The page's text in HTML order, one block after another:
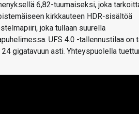
6,82-tuumaiseksi, joka
kirkkauteen HDR-sisältöä
joka tullaan suurella
UFS 4.0 -tallennustilaa on
gigatavuun asti. Yhteyspuolella